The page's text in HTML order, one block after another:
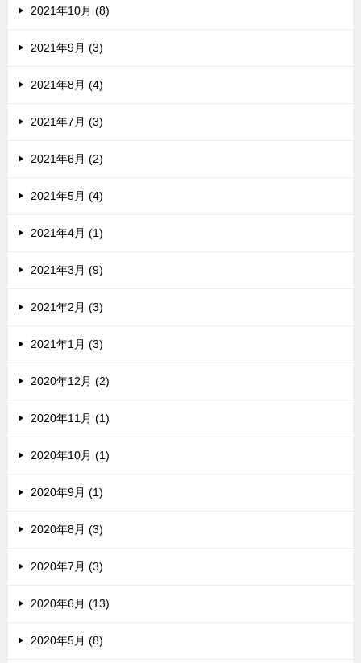
2021年10月 (8)
2021年9月 (3)
2021年8月 (4)
2021年7月 (3)
2021年6月 (2)
2021年5月 (4)
2021年4月 (1)
2021年3月 (9)
2021年2月 (3)
2021年1月 (3)
2020年12月 (2)
2020年11月 (1)
2020年10月 (1)
2020年9月 (1)
2020年8月 (3)
2020年7月 (3)
2020年6月 (13)
2020年5月 (8)